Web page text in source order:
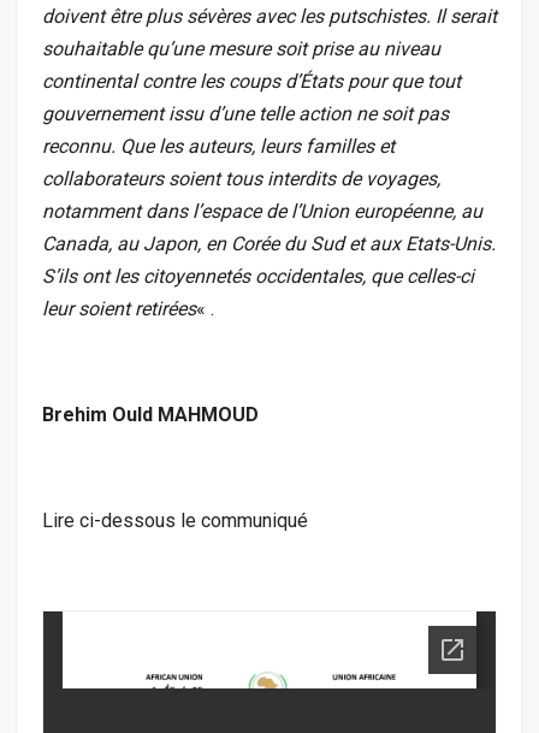
doivent être plus sévères avec les putschistes. Il serait
souhaitable qu’une mesure soit prise au niveau
continental contre les coups d’États pour que tout
gouvernement issu d’une telle action ne soit pas
reconnu. Que les auteurs, leurs familles et
collaborateurs soient tous interdits de voyages,
notamment dans l’espace de l’Union européenne, au
Canada, au Japon, en Corée du Sud et aux Etats-Unis.
S’ils ont les citoyennetés occidentales, que celles-ci
leur soient retirées« .
Brehim Ould MAHMOUD
Lire ci-dessous le communiqué